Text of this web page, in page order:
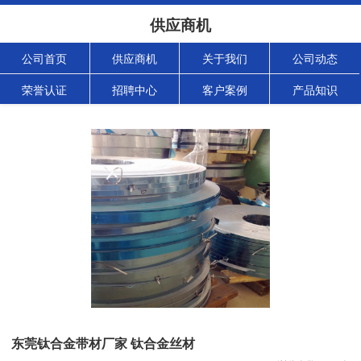
供应商机
公司首页 供应商机 关于我们 公司动态
荣誉认证 招聘中心 客户案例 产品知识
东莞钛合金带材厂家 钛合金丝材